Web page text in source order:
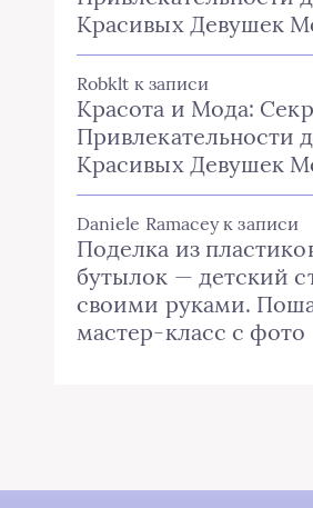
Красивых Девушек
Robklt к записи
Красота и Мода:
Привлекательности
Красивых Девушек
Daniele Ramaceyк записи
Поделка из
бутылок — детский
своими руками.
мастер-класс с фото